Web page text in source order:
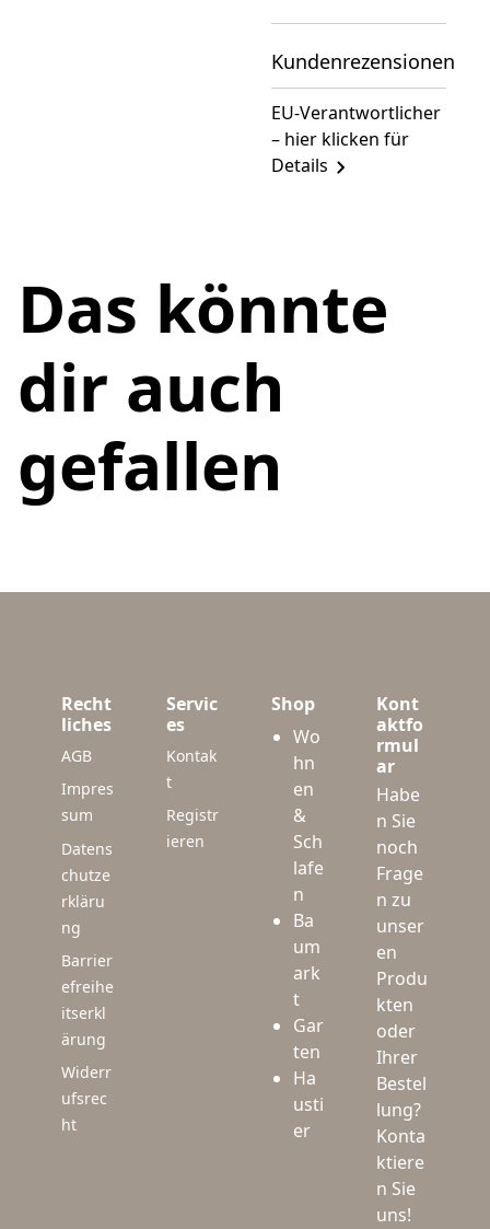
Kundenrezensionen
EU-Verantwortlicher
– hier klicken für
Details
Das könnte
dir auch
gefallen
Recht
liches
AGB
Impres
sum
Datens
chutze
rkläru
ng
Barrier
efreihe
itserkl
ärung
Widerr
ufsrec
ht
Servic
es
Kontak
t
Registr
ieren
Shop
Wo
hn
en
&
Sch
lafe
n
Ba
um
ark
t
Gar
ten
Ha
usti
er
Kont
aktfo
rmul
ar
Habe
n Sie
noch
Frage
n zu
unser
en
Produ
kten
oder
Ihrer
Bestel
lung?
Konta
ktiere
n Sie
uns!